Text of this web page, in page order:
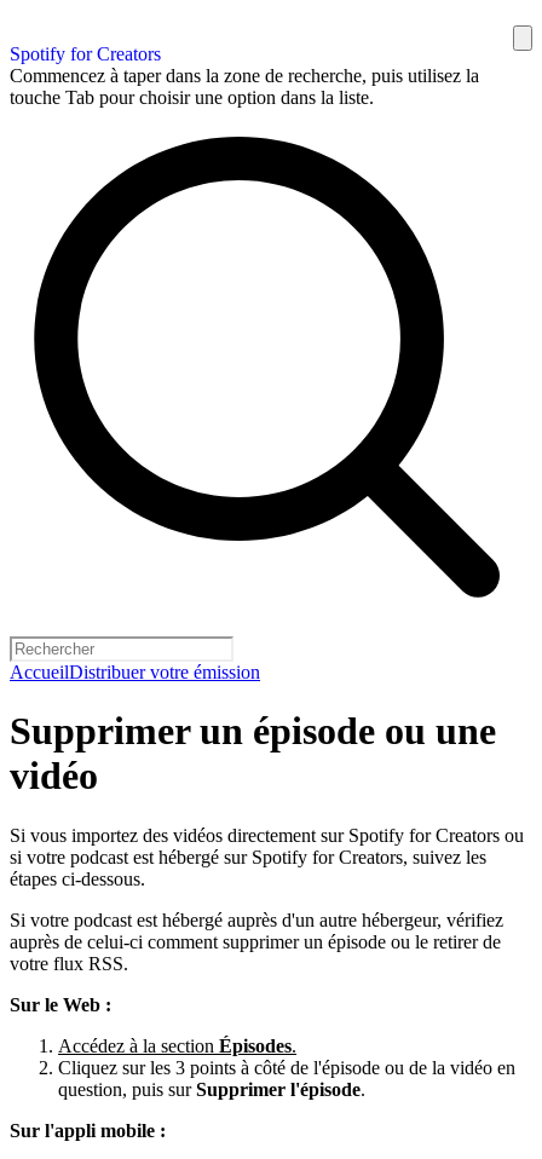
Spotify for Creators
Commencez à taper dans la zone de recherche, puis utilisez la
touche Tab pour choisir une option dans la liste.
AccueilDistribuer votre émission
Supprimer un épisode ou une
vidéo
Si vous importez des vidéos directement sur Spotify for Creators ou
si votre podcast est hébergé sur Spotify for Creators, suivez les
étapes ci-dessous.
Si votre podcast est hébergé auprès d'un autre hébergeur, vérifiez
auprès de celui-ci comment supprimer un épisode ou le retirer de
votre flux RSS.
Sur le Web :
Accédez à la section Épisodes.
Cliquez sur les 3 points à côté de l'épisode ou de la vidéo en
question, puis surSupprimer l'épisode.
Sur l'appli mobile :